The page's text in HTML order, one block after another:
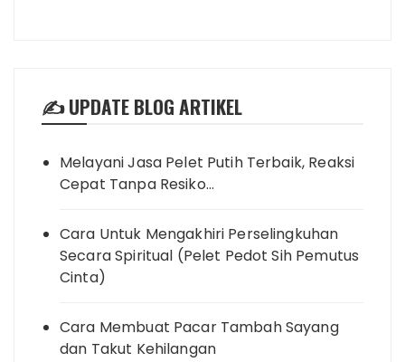
✍️ UPDATE BLOG ARTIKEL
Melayani Jasa Pelet Putih Terbaik, Reaksi
Cepat Tanpa Resiko…
Cara Untuk Mengakhiri Perselingkuhan
Secara Spiritual (Pelet Pedot Sih Pemutus
Cinta)
Cara Membuat Pacar Tambah Sayang
dan Takut Kehilangan